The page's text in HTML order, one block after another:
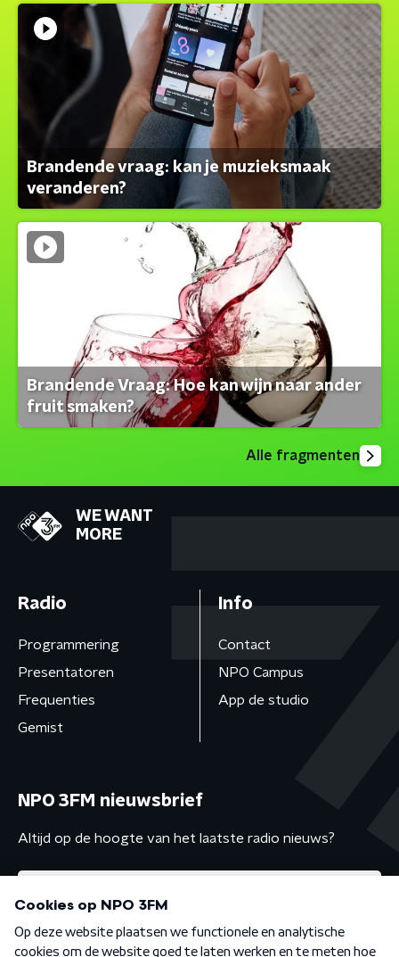
Brandende vraag: kan je muzieksmaak
veranderen?
Brandende Vraag: Hoe kan wijn naar ander
fruit smaken?
Alle fragmenten
WE WANT
MORE
Radio
Programmering
Presentatoren
Frequenties
Gemist
Info
Contact
NPO Campus
App de studio
NPO 3FM nieuwsbrief
Altijd op de hoogte van het laatste radio nieuws?